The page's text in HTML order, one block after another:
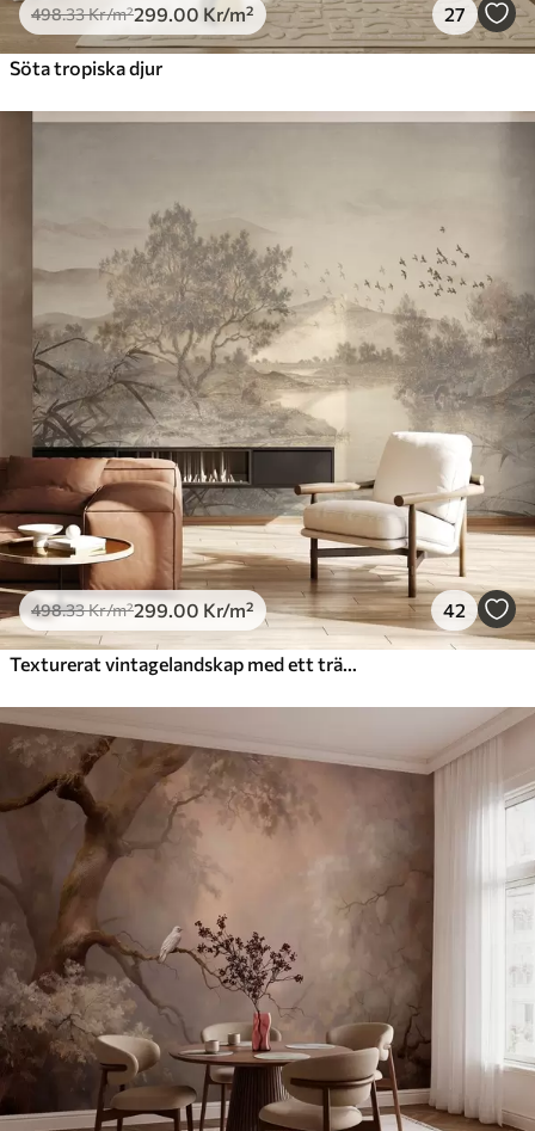
498.33Kr/m²299 .00 Kr/m² 27
Söta tropiska djur
498.33Kr/m²299 .00 Kr/m² 42